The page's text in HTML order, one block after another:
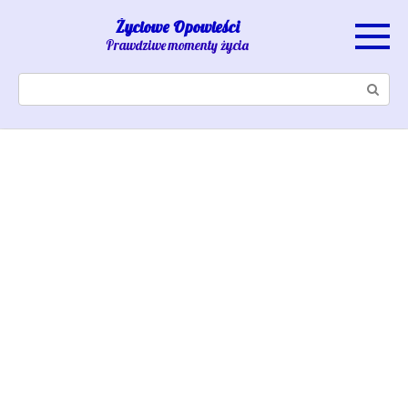
Życiowe Opowieści
Prawdziwe momenty życia